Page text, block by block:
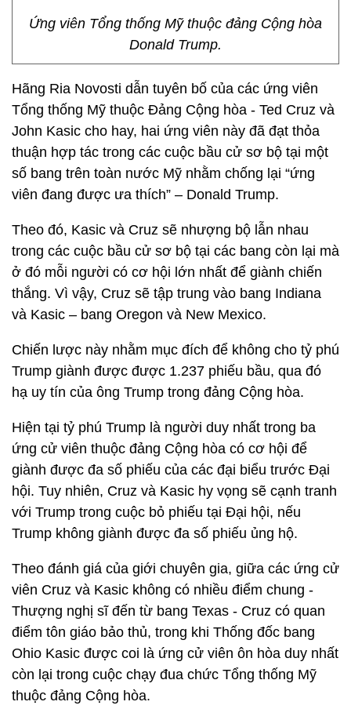
Ứng viên Tổng thống Mỹ thuộc đảng Cộng hòa
Donald Trump.
Hãng Ria Novosti dẫn tuyên bố của các ứng viên
Tổng thống Mỹ thuộc Đảng Cộng hòa - Ted Cruz và
John Kasic cho hay, hai ứng viên này đã đạt thỏa
thuận hợp tác trong các cuộc bầu cử sơ bộ tại một
số bang trên toàn nước Mỹ nhằm chống lại “ứng
viên đang được ưa thích” – Donald Trump.
Theo đó, Kasic và Cruz sẽ nhượng bộ lẫn nhau
trong các cuộc bầu cử sơ bộ tại các bang còn lại mà
ở đó mỗi người có cơ hội lớn nhất để giành chiến
thắng. Vì vậy, Cruz sẽ tập trung vào bang Indiana
và Kasic – bang Oregon và New Mexico.
Chiến lược này nhằm mục đích để không cho tỷ phú
Trump giành được được 1.237 phiếu bầu, qua đó
hạ uy tín của ông Trump trong đảng Cộng hòa.
Hiện tại tỷ phú Trump là người duy nhất trong ba
ứng cử viên thuộc đảng Cộng hòa có cơ hội để
giành được đa số phiếu của các đại biểu trước Đại
hội. Tuy nhiên, Cruz và Kasic hy vọng sẽ cạnh tranh
với Trump trong cuộc bỏ phiếu tại Đại hội, nếu
Trump không giành được đa số phiếu ủng hộ.
Theo đánh giá của giới chuyên gia, giữa các ứng cử
viên Cruz và Kasic không có nhiều điểm chung -
Thượng nghị sĩ đến từ bang Texas - Cruz có quan
điểm tôn giáo bảo thủ, trong khi Thống đốc bang
Ohio Kasic được coi là ứng cử viên ôn hòa duy nhất
còn lại trong cuộc chạy đua chức Tổng thống Mỹ
thuộc đảng Cộng hòa.